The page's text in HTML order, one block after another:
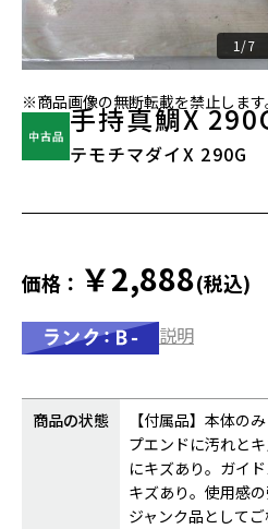
1/7
※商品画像の無断転載を禁止します
手持真鯛X
テモチマダイX 290G
価格： ￥2,888(税込)
説明
商品の状態
【付属品】本体の
プエンドに汚れと
にキズあり。ガイ
キズあり。使用感
ジャンク品として